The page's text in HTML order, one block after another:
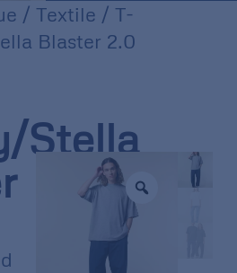
/ Textile / T-
Blaster 2.0
Stella